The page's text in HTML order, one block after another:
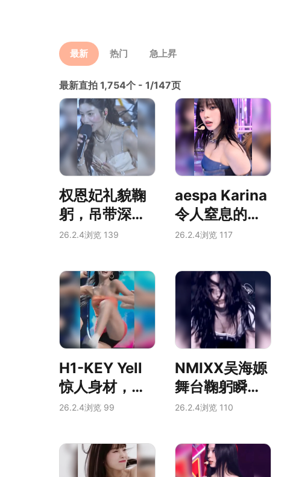
最新 热门 急上昇
最新直拍 1,754个 - 1/147页
权恩妃礼貌鞠
躬，吊带深沟
的领口风光尽
26.2.4浏览 139
aespa Karina
令人窒息的露
肩装和领口风
26.2.4浏览 117
H1-KEY Yell
惊人身材，舞
台上震撼的爆
议
26.2.4浏览 99
NMIXX吴海嫄
舞台鞠躬瞬
间，领口风光
若隐若现
26.2.4浏览 110